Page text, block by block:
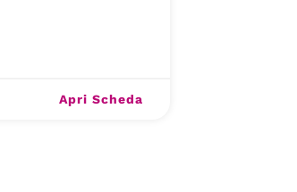
Apri Scheda